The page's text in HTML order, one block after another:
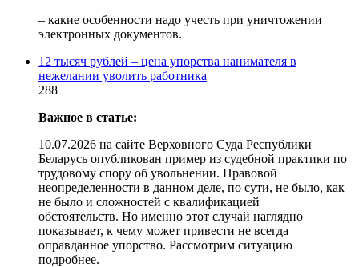
– какие особенности надо учесть при уничтожении
электронных документов.
12 тысяч рублей – цена упорства нанимателя в
нежелании уволить работника
288
Важное в статье:
10.07.2026 на сайте Верховного Суда Республики
Беларусь опубликован пример из судебной практики по
трудовому спору об увольнении. Правовой
неопределенности в данном деле, по сути, не было, как
не было и сложностей с квалификацией
обстоятельств. Но именно этот случай наглядно
показывает, к чему может привести не всегда
оправданное упорство. Рассмотрим ситуацию
подробнее.